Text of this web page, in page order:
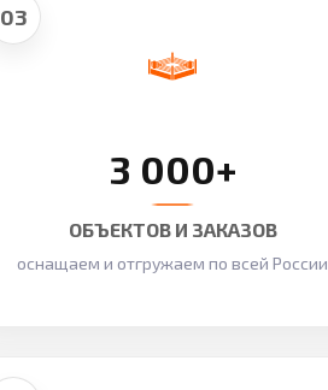
03
3 000+
ОБЪЕКТОВ И ЗАКАЗОВ
оснащаем и отгружаем по всей России